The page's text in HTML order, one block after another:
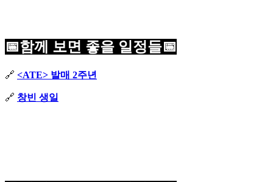
📅함께 보면 좋을 일정들📅
🔗 <ATE> 발매 2주년
🔗 창빈 생일